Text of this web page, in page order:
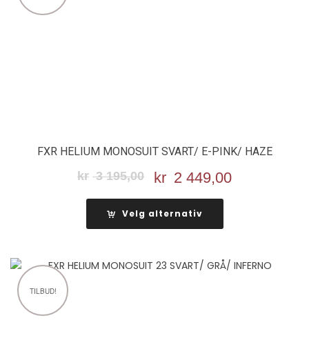
FXR HELIUM MONOSUIT SVART/ E-PINK/ HAZE
kr 3 195,00
Opprinnelig
pris
var:
kr 3
kr 2 449,00Nåværende
Velg alternativ
TILBUD!